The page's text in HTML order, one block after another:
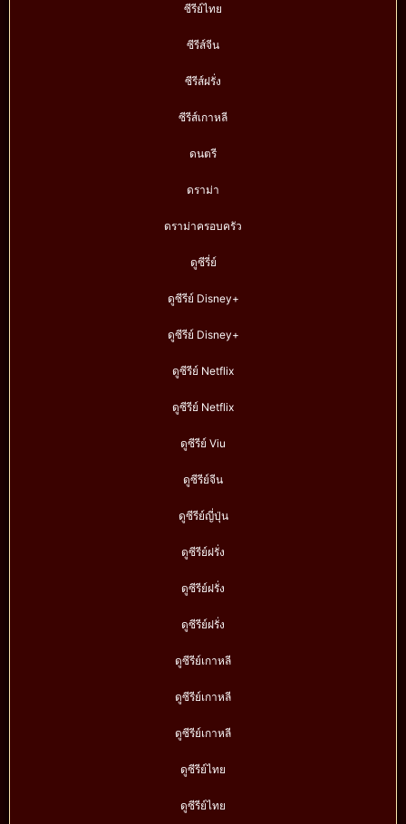
ซีรีย์ไทย
ซีรีส์จีน
ซีรีส์ฝรั่ง
ซีรีส์เกาหลี
ดนตรี
ดราม่า
ดราม่าครอบครัว
ดูซีรี่ย์
ดูซีรีย์ Disney+
ดูซีรีย์ Disney+
ดูซีรีย์ Netflix
ดูซีรีย์ Netflix
ดูซีรีย์ Viu
ดูซีรีย์จีน
ดูซีรีย์ญี่ปุ่น
ดูซีรีย์ฝรั่ง
ดูซีรีย์ฝรั่ง
ดูซีรีย์ฝรั่ง
ดูซีรีย์เกาหลี
ดูซีรีย์เกาหลี
ดูซีรีย์เกาหลี
ดูซีรีย์ไทย
ดูซีรีย์ไทย